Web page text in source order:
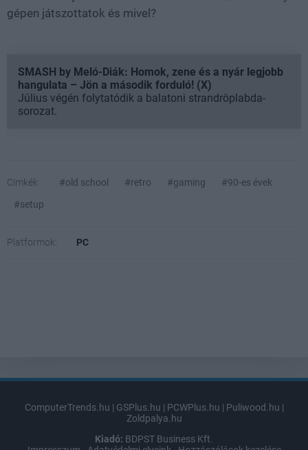
gépen játszottatok és mivel?
SMASH by Meló-Diák: Homok, zene és a nyár legjobb
hangulata – Jön a második forduló! (X)
Július végén folytatódik a balatoni strandröplabda-
sorozat.
Címkék: #old school #retro #gaming
#90-es évek
#setup
Platformok: PC
ComputerTrends.hu | GSPlus.hu | PCWPlus.hu | Puliwood.hu |
Zoldpalya.hu
Kiadó: BDPST Business Kft.